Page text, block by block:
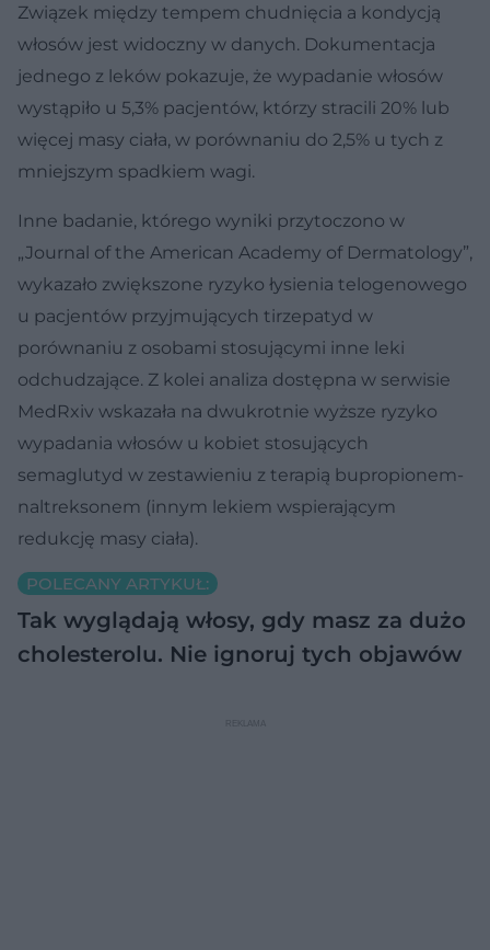
Związek między tempem chudnięcia a kondycją
włosów jest widoczny w danych. Dokumentacja
jednego z leków pokazuje, że wypadanie włosów
wystąpiło u 5,3% pacjentów, którzy stracili 20% lub
więcej masy ciała, w porównaniu do 2,5% u tych z
mniejszym spadkiem wagi.
Inne badanie, którego wyniki przytoczono w
„Journal of the American Academy of Dermatology”,
wykazało zwiększone ryzyko łysienia telogenowego
u pacjentów przyjmujących tirzepatyd w
porównaniu z osobami stosującymi inne leki
odchudzające. Z kolei analiza dostępna w serwisie
MedRxiv wskazała na dwukrotnie wyższe ryzyko
wypadania włosów u kobiet stosujących
semaglutyd w zestawieniu z terapią bupropionem-
naltreksonem (innym lekiem wspierającym
redukcję masy ciała).
POLECANY ARTYKUŁ:
Tak wyglądają włosy, gdy masz za dużo
cholesterolu. Nie ignoruj tych objawów